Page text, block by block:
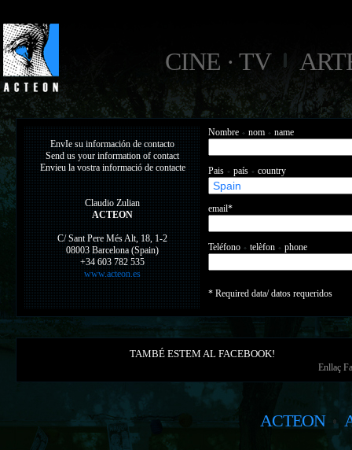
CINE · TV
EnvIe su información de contacto
Send us your information of contact
Envieu la vostra informació de contacte
Claudio Zulian
ACTEON
C/ Sant Pere Més Alt, 18, 1-2
08003 Barcelona (Spain)
+34 603 782 535
www.acteon.es
Nombre nom name
Pais país country
email*
Teléfono telèfon phone
* Required data/ datos requeridos
TAMBÉ ESTEM AL FACEBOOK!
Enllaç
ACTEON